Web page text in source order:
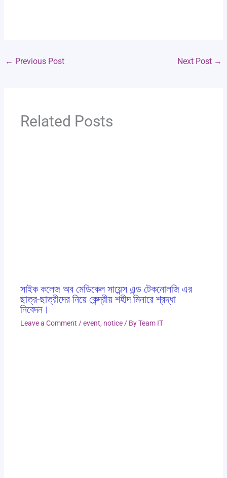
← Previous Post Next Post →
Related Posts
সাইক কলেজ অব মেডিকেল সায়েন্স এন্ড টেকনোলজি এর
ছাত্র-ছাত্রীদের নিয়ে কেন্দ্রীয় শহীদ মিনারে শ্রদ্ধা
নিবেদন।
Leave a Comment /event, notice/ ByTeam IT